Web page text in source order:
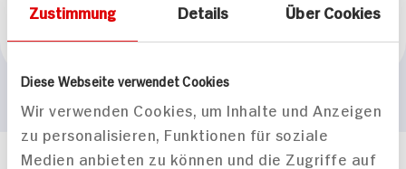
Zustimmung Details Über Cookies
Diese Webseite verwendet Cookies
Wir verwenden Cookies, um Inhalte und Anzeigen
zu personalisieren, Funktionen für soziale
Medien anbieten zu können und die Zugriffe auf